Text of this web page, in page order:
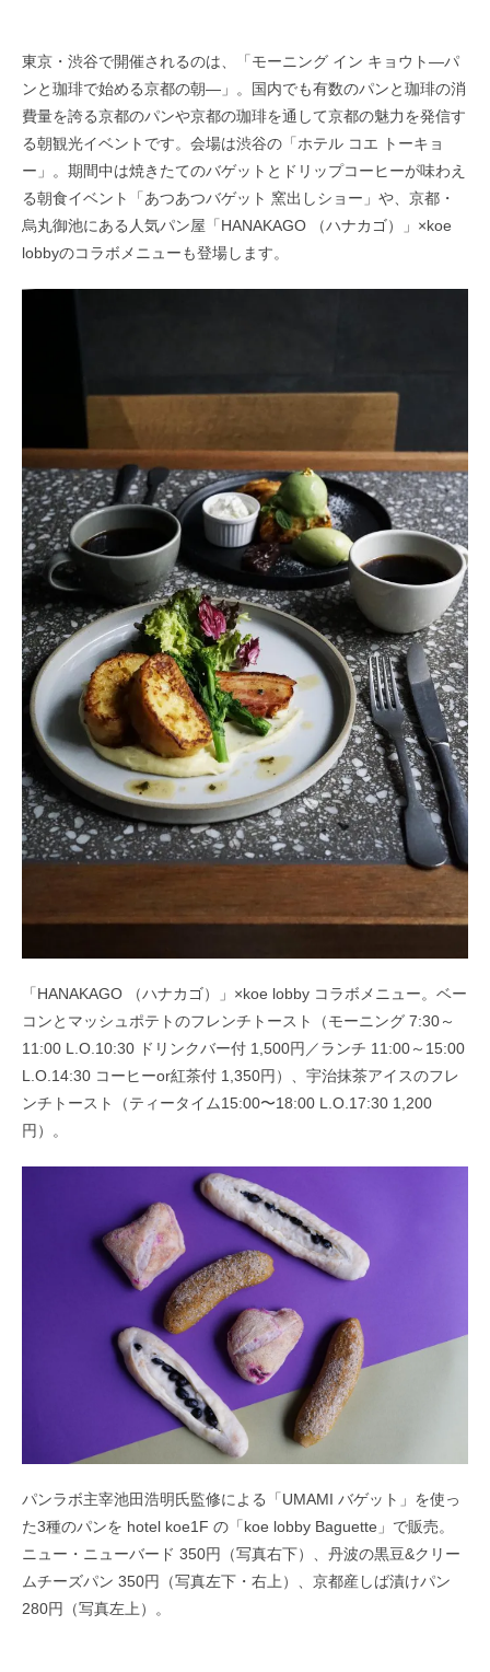
東京・渋谷で開催されるのは、「モーニング イン キョウト―パ
ンと珈琲で始める京都の朝―」。国内でも有数のパンと珈琲の消
費量を誇る京都のパンや京都の珈琲を通して京都の魅力を発信す
る朝観光イベントです。会場は渋谷の「ホテル コエ トーキョ
ー」。期間中は焼きたてのバゲットとドリップコーヒーが味わえ
る朝食イベント「あつあつバゲット 窯出しショー」や、京都・
烏丸御池にある人気パン屋「HANAKAGO （ハナカゴ）」×koe
lobbyのコラボメニューも登場します。
「HANAKAGO （ハナカゴ）」×koe lobby コラボメニュー。ベー
コンとマッシュポテトのフレンチトースト
（モーニング 7:30～
11:00 L.O.10:30 ドリンクバー付 1,500円／ランチ 11:00～ 15:00
L.O.14:30 コーヒーor紅茶付 1,350円）
、宇治抹茶アイスのフレ
ンチトースト（ティータイム15:00〜18:00 L.O.17:30 1,200
円）。
パンラボ主宰池田浩明氏監修による「UMAMI バゲット」を使っ
た3種のパンを hotel koe1F の「koe lobby Baguette」で販売。
ニュー・ニューバード 350円（写真右下）、丹波の黒豆&クリー
ムチーズパン 350円（写真左下・右上）、京都産しば漬けパン
280円（写真左上）。